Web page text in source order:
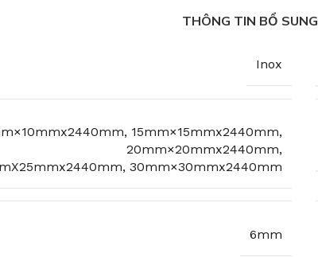
THÔNG TIN BỔ SUNG
Inox
15mm×15mmx2440mm,
20mm×20mmx2440mm,
30mm×30mmx2440mm
6mm